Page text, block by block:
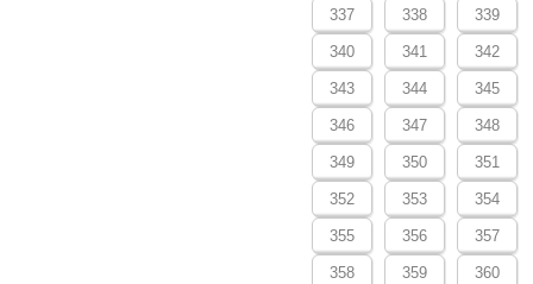
337 338 339
340 341 342
343 344 345
346 347 348
349 350 351
352 353 354
355 356 357
358 359 360